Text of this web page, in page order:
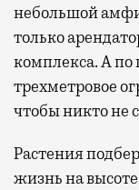
небольшой
только
комплекса. А по
трехметровое
чтобы никто не
Растения
жизнь на